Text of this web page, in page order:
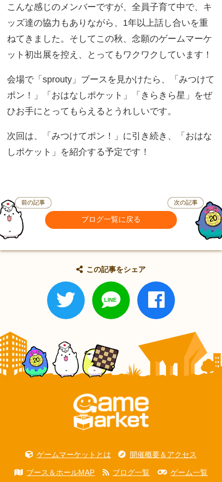
こんな感じのメンバーですが、全員子育て中で、キ
ッズ達の協力もありながら、1年以上話し合いを重
ねてきました。そしてこの秋、念願のゲームマーケ
ット初出展を控え、とってもワクワクしています！
会場で「sprouty」ブースを見かけたら、「みつけて
ポン！」「おはなしポケット」「きらきら星」をぜ
ひお手にとってもらえるとうれしいです。
次回は、「みつけてポン！」に引き続き、「おはな
しポケット」を紹介する予定です！
前の記事
ブログ一覧に戻る
次の記事
この記事をシェア
ゲームマーケットとは 開催概要＆アクセス
ブース＆ホールMAP ブログ一覧 ゲーム一覧